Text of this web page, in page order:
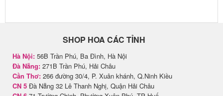
SHOP HOA CÁC TỈNH
Hà Nội: 56B Trần Phú, Ba Đình, Hà Nội
Đà Nẵng: 271B Trần Phú, Hải Châu
Cần Thơ: 266 đường 30/4, P. Xuân khánh, Q.Ninh Kiều
CN 5 Đà Nẵng 32 Lê Thanh Nghị, Quận Hải Châu